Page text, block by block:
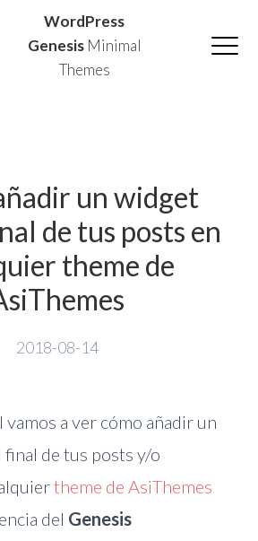
WordPress
GenesisMinimal
Themes
un widget
de tus posts en
theme de
2018-08-14
a ver cómo añadir un
final de tus posts y/o
theme de AsiThemes
del Genesis